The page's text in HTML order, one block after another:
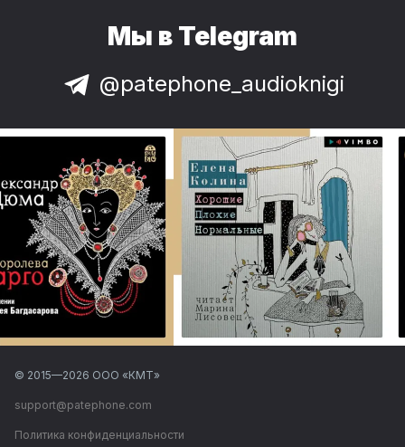
Мы в Telegram
@patephone_audioknigi
© 2015—2026 ООО «КМТ»
support@patephone.com
Политика конфиденциальности